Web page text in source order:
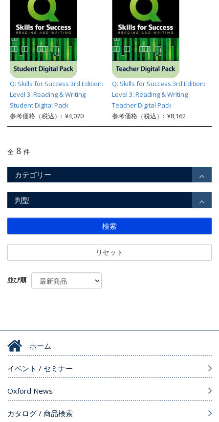
Q: Skills for Success 3rd Edition:
Level 3: Reading & Writing
Student Digital Pack
参考価格（税込）: ¥4,070
Q: Skills for Success 3rd Edition:
Level 3: Reading & Writing
Teacher Digital Pack
参考価格（税込）: ¥8,162
全 8 件
カテゴリー
判型
検索
リセット
並び順
ホーム
イベント / セミナー
Oxford News
カタログ / 商品検索